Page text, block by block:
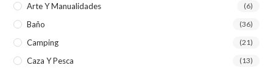
Arte Y Manualidades (6)
Baño (36)
Camping (21)
Caza Y Pesca (13)